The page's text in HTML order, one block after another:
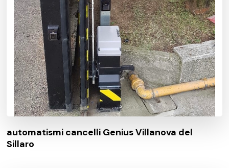
automatismi cancelli Genius Villanova del
Sillaro